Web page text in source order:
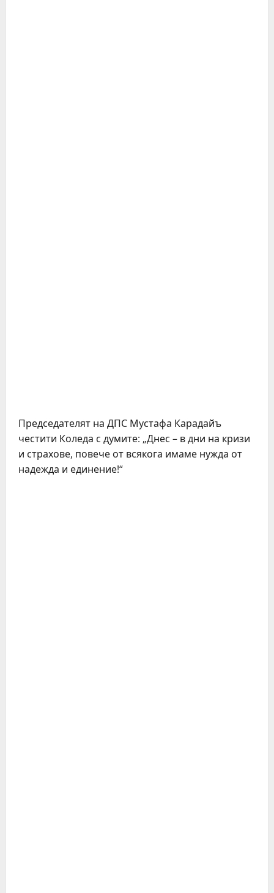
Председателят на ДПС Мустафа Карадайъ
честити Коледа с думите: „Днес – в дни на кризи
и страхове, повече от всякога имаме нужда от
надежда и единение!“